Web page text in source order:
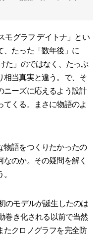
モグラフ デイトナ」とい
、たった「数年後」に
た」のではなく、たっぷ
相当真実と違う。で、そ
ニーズに応えるよう設計
てくる。まさに物語のよ
語をつくりたかったの
のか。その疑問を解く
のモデルが誕生したのは
巻き化される以前で当然
たクロノグラフを完全防